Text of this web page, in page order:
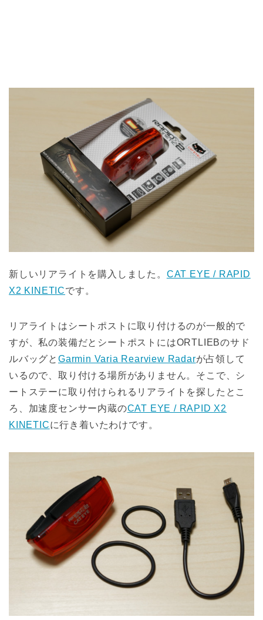
新しいリアライトを購入しました。 CAT EYE / RAPID
X2 KINETICです。
リアライトはシートポストに取り付けるのが一般的で
すが、私の装備だとシートポストにはORTLIEBのサド
ルバッグと Garmin Varia Rearview Radarが占領して
いるので、取り付ける場所がありません。そこで、シ
ートステーに取り付けられるリアライトを探したとこ
ろ、加速度センサー内蔵のCAT EYE / RAPID X2
KINETICに行き着いたわけです。